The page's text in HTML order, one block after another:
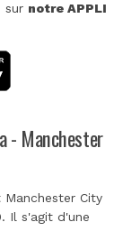
sur notre APPLI
- Manchester
City
Il s'agit d'une